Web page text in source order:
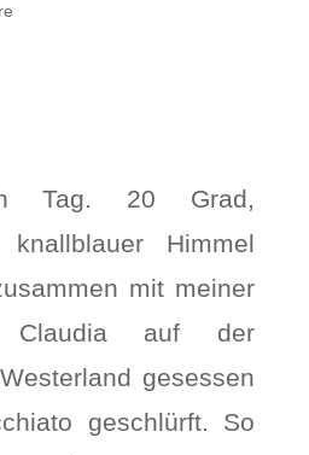
Tag. 20 Grad,
knallblauer Himmel
mit meiner
Claudia auf der
gesessen
geschlürft. So